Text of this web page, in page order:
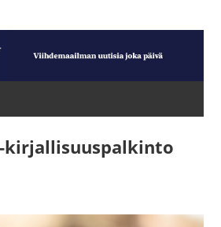
kirjallisuuspalkinto